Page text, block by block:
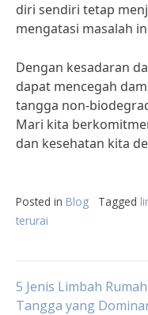
diri sendiri tetap
mengatasi masalah
Dengan kesadaran
dapat mencegah
tangga non-
Mari kita
dan kesehatan kita
Posted in Blog Tagged
terurai
Post
5 Jenis Limbah Rumah
Tangga yang